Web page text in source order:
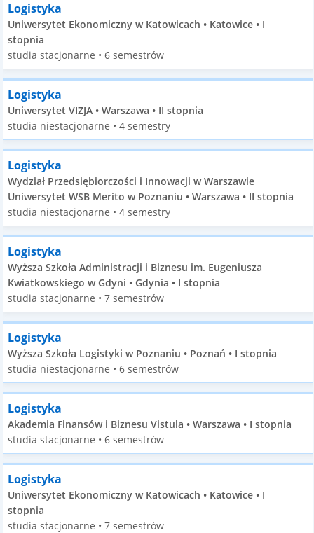
Logistyka
Uniwersytet Ekonomiczny w Katowicach • Katowice • I
stopnia
studia stacjonarne • 6 semestrów
Logistyka
Uniwersytet VIZJA • Warszawa • II stopnia
studia niestacjonarne • 4 semestry
Logistyka
Wydział Przedsiębiorczości i Innowacji w Warszawie
Uniwersytet WSB Merito w Poznaniu • Warszawa • II stopnia
studia niestacjonarne • 4 semestry
Logistyka
Wyższa Szkoła Administracji i Biznesu im. Eugeniusza
Kwiatkowskiego w Gdyni • Gdynia • I stopnia
studia stacjonarne • 7 semestrów
Logistyka
Wyższa Szkoła Logistyki w Poznaniu • Poznań • I stopnia
studia niestacjonarne • 6 semestrów
Logistyka
Akademia Finansów i Biznesu Vistula • Warszawa • I stopnia
studia stacjonarne • 6 semestrów
Logistyka
Uniwersytet Ekonomiczny w Katowicach • Katowice • I
stopnia
studia stacjonarne • 7 semestrów